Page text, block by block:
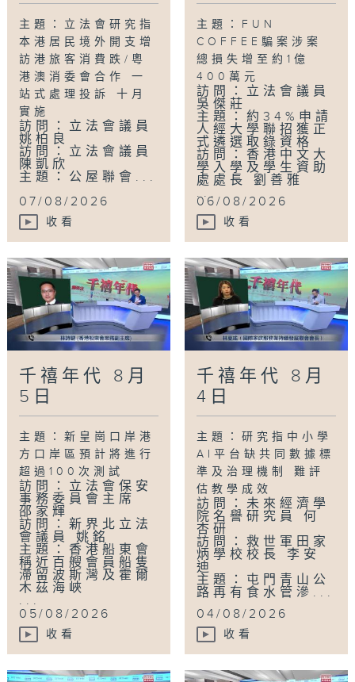
主題：立法會研究指
本港居民境外開支增
訪港旅客消費跌/粵
港澳消委會合作 一
站式處理投訴 十月
實施
訪問：立法會議員
姚柏良
訪問：立法會議員
陳凱欣
主題：公屋聯會...
07/08/2026
收看
主題：FUN
COFFEE騙案涉案
總損失增至約1億
400萬元
訪問：立法會議員
吳傑莊
主題：約34%申請
人經大學聯招獲正
式遴選取錄資格
訪問：香港中文大
學入學及學生資助
處處長 劉善雅
...
06/08/2026
收看
千禧年代 8月
5日
主題：新皇崗口岸港
方口岸區預計將進行
超過100次測試
訪問：立法會保安
事務委員會主席
邵家輝
訪問：新界北立法
會議員 姚銘
主題：香港船東會
稱近百艘會員船隻
滯留波斯灣及霍爾
木茲海峽
...
05/08/2026
收看
千禧年代 8月
4日
主題：研究指中小學
AI平台缺共同數據標
準及治理機制 難評
估教學成效
訪問：未來經濟學
院名譽研究員 何
杏研
訪問：救世軍田家
炳學校校長 李安
迪
主題：屯門青山公
路再有食水管滲...
04/08/2026
收看